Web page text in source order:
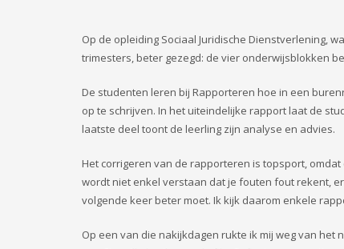
Op de opleiding Sociaal Juridische Dienstverlening,
trimesters, beter gezegd: de vier onderwijsblokken
De studenten leren bij Rapporteren hoe in een
op te schrijven. In het uiteindelijke rapport laat de
laatste deel toont de leerling zijn analyse en advies.
Het corrigeren van de rapporteren is topsport,
wordt niet enkel verstaan dat je fouten fout rekent,
volgende keer beter moet. Ik kijk daarom enkele
Op een van die nakijkdagen rukte ik mij weg van